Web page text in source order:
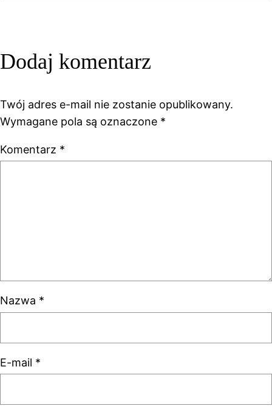
Dodaj komentarz
Twój adres e-mail nie zostanie opublikowany.
Wymagane pola są oznaczone *
Komentarz *
Nazwa *
E-mail *